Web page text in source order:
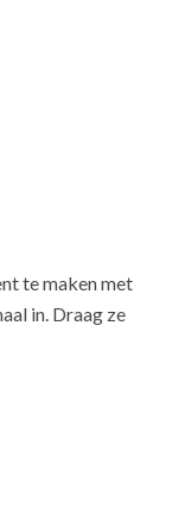
te maken met
in. Draag ze